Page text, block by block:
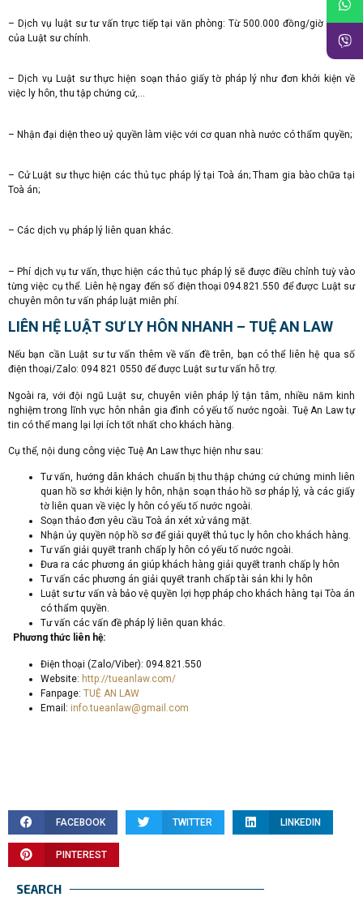
– Dịch vụ luật sư tư vấn trực tiếp tại văn phòng: Từ 500.000 đồng/giờ tư vấn
của Luật sư chính.
– Dịch vụ Luật sư thực hiện soạn thảo giấy tờ pháp lý như đơn khởi kiện về
việc ly hôn, thu tập chứng cứ,…
– Nhận đại diện theo uỷ quyền làm việc với cơ quan nhà nước có thẩm quyền;
– Cử Luật sư thực hiện các thủ tục pháp lý tại Toà án; Tham gia bào chữa tại
Toà án;
– Các dịch vụ pháp lý liên quan khác.
– Phí dịch vụ tư vấn, thực hiện các thủ tục pháp lý sẽ được điều chỉnh tuỳ vào
từng việc cụ thể. Liên hệ ngay đến số điện thoại 094.821.550 để được Luật sư
chuyên môn tư vấn pháp luật miễn phí.
LIÊN HỆ LUẬT SƯ LY HÔN NHANH – TUỆ AN LAW
Nếu bạn cần Luật sư tư vấn thêm về vấn đề trên, bạn có thể liên hệ qua số
điện thoại/Zalo: 094 821 0550 để được Luật sư tư vấn hỗ trợ.
Ngoài ra, với đội ngũ Luật sư, chuyên viên pháp lý tận tâm, nhiều năm kinh
nghiệm trong lĩnh vực hôn nhân gia đình có yếu tố nước ngoài. Tuệ An Law tự
tin có thể mang lại lợi ích tốt nhất cho khách hàng.
Cụ thể, nội dung công việc Tuệ An Law thực hiện như sau:
Tư vấn, hướng dẫn khách chuẩn bị thu thập chứng cứ chứng minh liên
quan hồ sơ khởi kiện ly hôn, nhận soạn thảo hồ sơ pháp lý, và các giấy
tờ liên quan về việc ly hôn có yếu tố nước ngoài.
Soạn thảo đơn yêu cầu Toà án xét xử vắng mặt.
Nhận ủy quyền nộp hồ sơ để giải quyết thủ tục ly hôn cho khách hàng.
Tư vấn giải quyết tranh chấp ly hôn có yếu tố nước ngoài.
Đưa ra các phương án giúp khách hàng giải quyết tranh chấp ly hôn
Tư vấn các phương án giải quyết tranh chấp tài sản khi ly hôn
Luật sư tư vấn và bảo vệ quyền lợi hợp pháp cho khách hàng tại Tòa án
có thẩm quyền.
Tư vấn các vấn đề pháp lý liên quan khác.
Phương thức liên hệ:
Điện thoại (Zalo/Viber): 094.821.550
Website: http://tueanlaw.com/
Fanpage: TUỆ AN LAW
Email: info.tueanlaw@gmail.com
FACEBOOK TWITTER LINKEDIN
PINTEREST
SEARCH